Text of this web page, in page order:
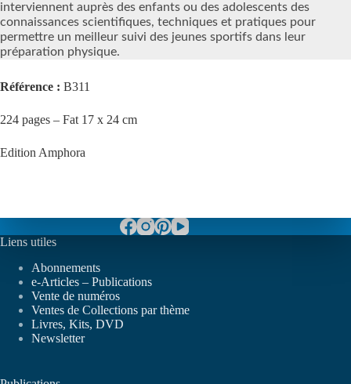
interviennent auprès des enfants ou des adolescents des
connaissances scientifiques, techniques et pratiques pour
permettre un meilleur suivi des jeunes sportifs dans leur
préparation physique.
Référence : B311
224 pages – Fat 17 x 24 cm
Edition Amphora
Liens utiles
Abonnements
e-Articles – Publications
Vente de numéros
Ventes de Collections par thème
Livres, Kits, DVD
Newsletter